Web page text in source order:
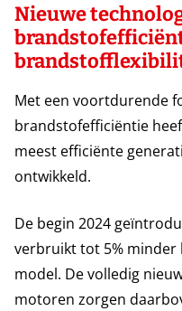
Nieuwe
Met een voortdurende
brandstofefficiëntie
meest efficiënte
ontwikkeld.
De begin 2024
verbruikt tot 5%
model. De volledig
motoren zorgen